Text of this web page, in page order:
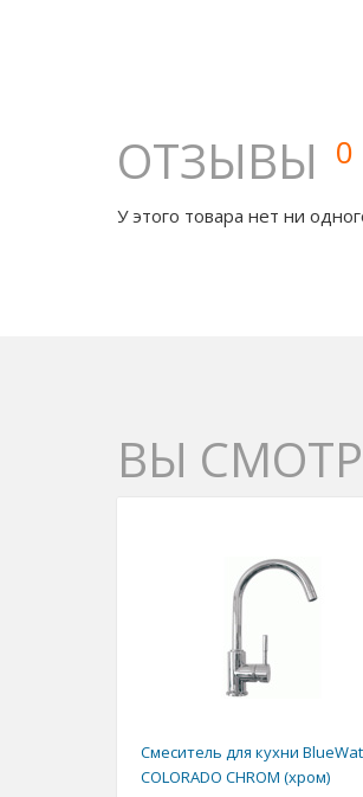
ОТЗЫВЫ 0
У этого товара нет ни
ВЫ
Смеситель для кухни
COLORADO CHROM (хром)